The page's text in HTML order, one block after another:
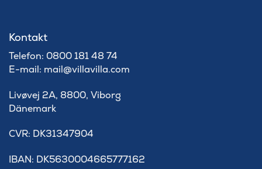
Kontakt
Telefon: 0800 181 48 74
E-mail: mail@villavilla.com
Livøvej 2A, 8800, Viborg
Dänemark
​CVR: DK31347904
IBAN: DK5630004665777162